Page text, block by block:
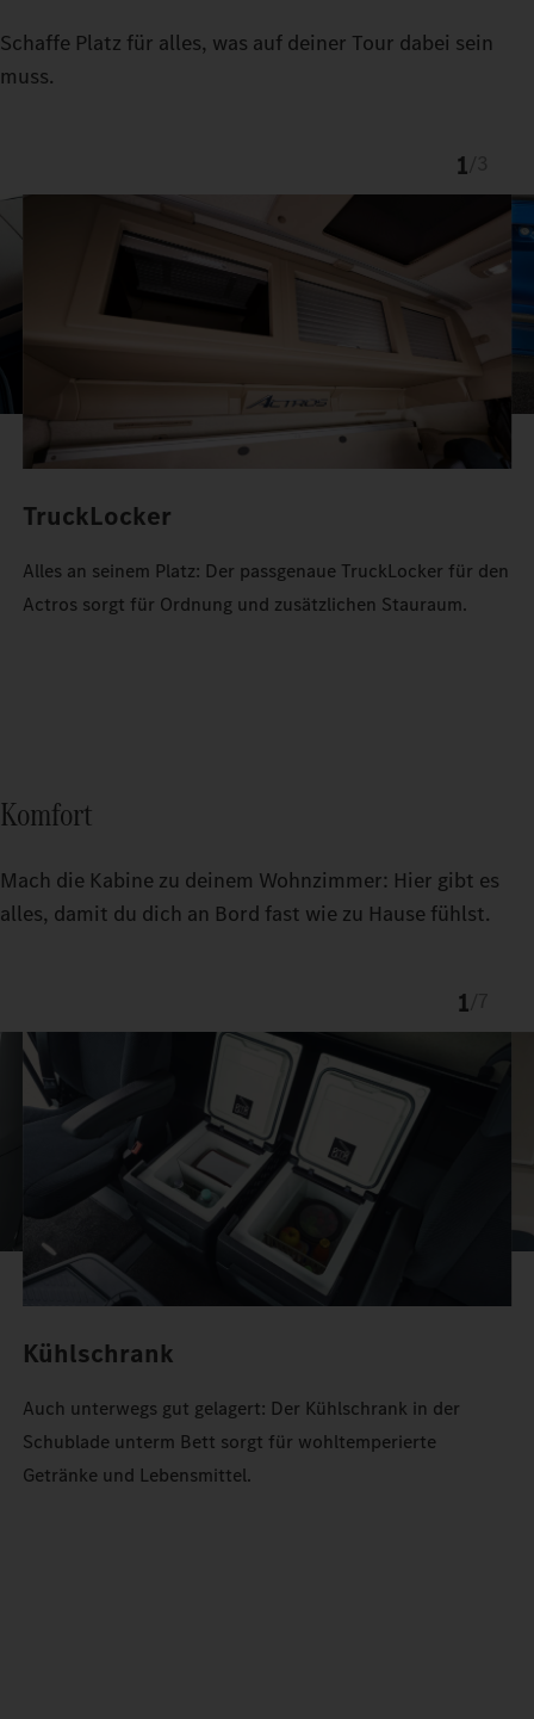
Schaffe Platz für alles, was auf deiner Tour dabei sein
muss.
1
TruckLocker
Alles an seinem Platz: Der passgenaue TruckLocker für den
Actros sorgt für Ordnung und zusätzlichen Stauraum.
Komfort
Mach die Kabine zu deinem Wohnzimmer: Hier gibt es
alles, damit du dich an Bord fast wie zu Hause fühlst.
1
Kühlschrank
Auch unterwegs gut gelagert: Der Kühlschrank in der
Schublade unterm Bett sorgt für wohltemperierte
Getränke und Lebensmittel.